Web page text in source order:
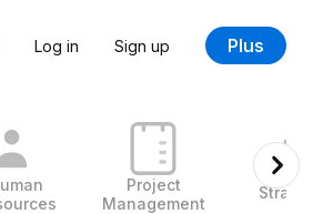
Log in Sign up Plus
Project
Management